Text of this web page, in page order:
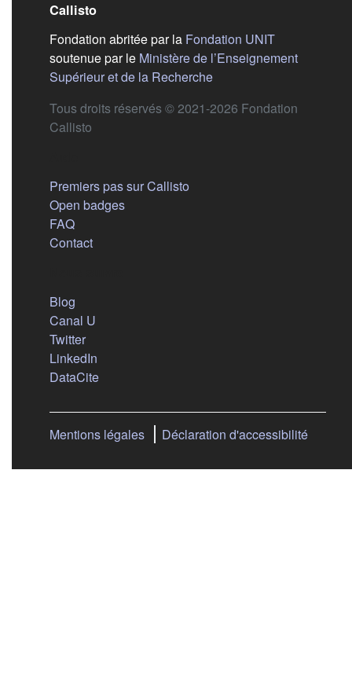
Callisto
Fondation abritée par la Fondation UNIT(s'ouvre
soutenue par le Ministère de l’Enseignement
Supérieur et de la Recherche(s'ouvre dans un nouvel
Tous droits réservés © 2021-2026 Fondation
Callisto
Premiers pas sur Callisto
Open badges
FAQ
Contact
Blog
Canal U
Twitter(s'ouvre dans un nouvel onglet)
LinkedIn
DataCite(s'ouvre dans un nouvel onglet)
Mentions légales Déclaration d'accessibilité